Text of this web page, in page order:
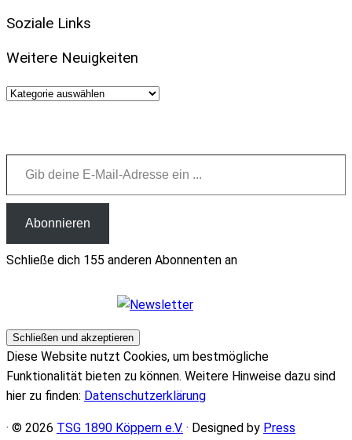
Soziale Links
Weitere Neuigkeiten
Weitere
Gib deine E-Mail-Adresse ein ...
Abonnieren
Schließe dich 155 anderen Abonnenten an
Diese Website nutzt Cookies, um bestmögliche
Funktionalität bieten zu können. Weitere Hinweise dazu sind
hier zu finden: Datenschutzerklärung
· © 2026 TSG 1890 Köppern e.V. · Designed by Press